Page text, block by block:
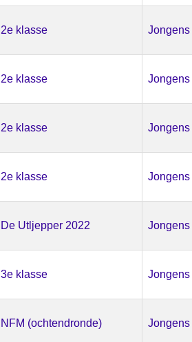
2e klasse Jongens
2e klasse Jongens
2e klasse Jongens
2e klasse Jongens
De Utljepper 2022 Jongens
3e klasse Jongens
NFM (ochtendronde) Jongens